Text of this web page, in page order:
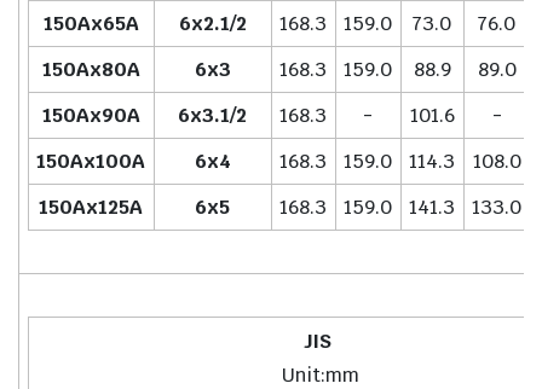
150Ax65A
6x2.1/2 168.3 159.0 73.0
76.0
150Ax80A
6x3 168.3 159.0 88.9
89.0
150Ax90A
6x3.1/2 168.3 - 101.6
-
150Ax100A
6x4 168.3 159.0 114.3
108.0
150Ax125A
6x5 168.3 159.0 141.3 133.0
JIS
Unit:mm